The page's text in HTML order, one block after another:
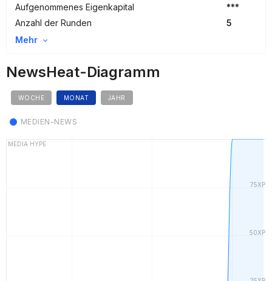
Aufgenommenes Eigenkapital
***
Anzahl der Runden
5
Mehr
NewsHeat-Diagramm
WOCHE MONAT JAHR
MEDIEN-NEWS